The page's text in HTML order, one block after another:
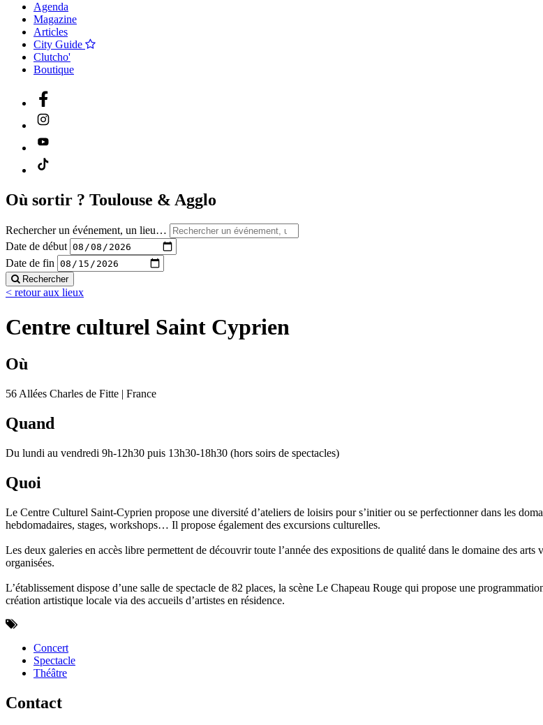
Agenda
Magazine
Articles
City Guide
Clutcho'
Boutique
Où sortir ? Toulouse & Agglo
Rechercher un événement, un lieu…
Date de début
Date de fin
Rechercher
< retour aux lieux
Centre culturel Saint Cyprien
Où
56 Allées Charles de Fitte | France
Quand
Du lundi au vendredi 9h-12h30 puis 13h30-18h30 (hors soirs de spectacles)
Quoi
Le Centre Culturel Saint-Cyprien propose une diversité d’ateliers de loisirs pour s’initier ou se perfectionner dans les
hebdomadaires, stages, workshops… Il propose également des excursions culturelles.
Les deux galeries en accès libre permettent de découvrir toute l’année des expositions de qualité dans le domaine des
organisées.
L’établissement dispose d’une salle de spectacle de 82 places, la scène Le Chapeau Rouge qui propose une
création artistique locale via des accueils d’artistes en résidence.
Concert
Spectacle
Théâtre
Contact